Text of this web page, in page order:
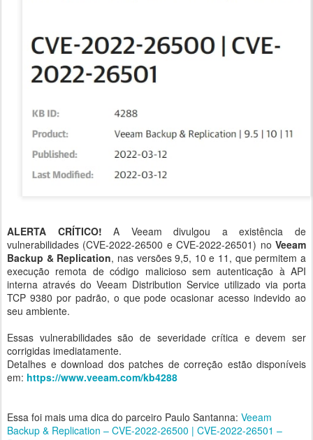
ALERTA CRÍTICO! A Veeam divulgou a existência de
vulnerabilidades (CVE-2022-26500 e CVE-2022-26501) no Veeam
Backup & Replication, nas versões 9,5, 10 e 11, que permitem a
execução remota de código malicioso sem autenticação à API
interna através do Veeam Distribution Service utilizado via porta
TCP 9380 por padrão, o que pode ocasionar acesso indevido ao
seu ambiente.
Essas vulnerabilidades são de severidade crítica e devem ser
corrigidas imediatamente.
Detalhes e download dos patches de correção estão disponíveis
em: https://www.veeam.com/kb4288
Essa foi mais uma dica do parceiro Paulo Santanna: Veeam
Backup & Replication – CVE-2022-26500 | CVE-2022-26501 –